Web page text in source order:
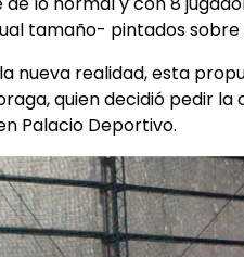
tamaño- pintados sobre
nueva realidad, esta
quien decidió pedir
Palacio Deportivo.